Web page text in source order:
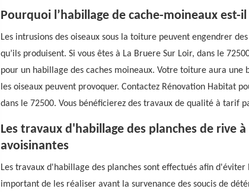
Pourquoi l’habillage de cache-moineaux est-
Les intrusions des oiseaux sous la toiture peuvent engendrer
qu’ils produisent. Si vous êtes à La Bruere Sur Loir, dans le
pour un habillage des caches moineaux. Votre toiture aura
les oiseaux peuvent provoquer. Contactez Rénovation Habitat
dans le 72500. Vous bénéficierez des travaux de qualité à tarif
Les travaux d'habillage des planches de rive
avoisinantes
Les travaux d'habillage des planches sont effectués afin
important de les réaliser avant la survenance des soucis de